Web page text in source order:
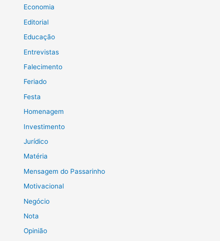
Economia
Editorial
Educação
Entrevistas
Falecimento
Feriado
Festa
Homenagem
Investimento
Jurídico
Matéria
Mensagem do Passarinho
Motivacional
Negócio
Nota
Opinião